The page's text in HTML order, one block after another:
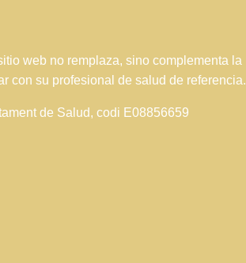
web no remplaza, sino complementa la
con su profesional de salud de referencia.
de Salud, codi E08856659